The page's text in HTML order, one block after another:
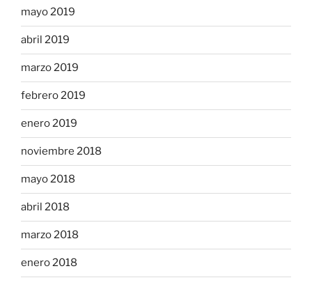
mayo 2019
abril 2019
marzo 2019
febrero 2019
enero 2019
noviembre 2018
mayo 2018
abril 2018
marzo 2018
enero 2018